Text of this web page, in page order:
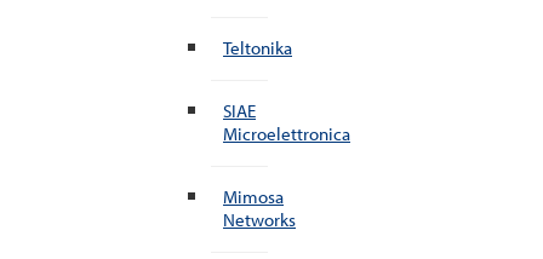
Teltonika
SIAE
Microelettronica
Mimosa
Networks